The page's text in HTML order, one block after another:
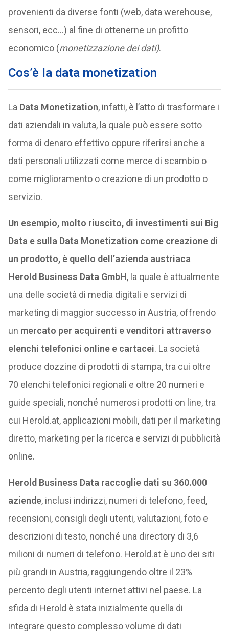
provenienti da diverse fonti (web, data werehouse,
sensori, ecc…) al fine di ottenerne un profitto
economico (monetizzazione dei dati).
Cos’è la data monetization
La Data Monetization, infatti, è l’atto di trasformare i
dati aziendali in valuta, la quale può essere sotto
forma di denaro effettivo oppure riferirsi anche a
dati personali utilizzati come merce di scambio o
come miglioramento o creazione di un prodotto o
servizio.
Un esempio, molto riuscito, di investimenti sui Big
Data e sulla Data Monetization come creazione di
un prodotto, è quello dell’azienda austriaca
Herold Business Data GmbH, la quale è attualmente
una delle società di media digitali e servizi di
marketing di maggior successo in Austria, offrendo
un mercato per acquirenti e venditori attraverso
elenchi telefonici online e cartacei. La società
produce dozzine di prodotti di stampa, tra cui oltre
70 elenchi telefonici regionali e oltre 20 numeri e
guide speciali, nonché numerosi prodotti on line, tra
cui Herold.at, applicazioni mobili, dati per il marketing
diretto, marketing per la ricerca e servizi di pubblicità
online.
Herold Business Data raccoglie dati su 360.000
aziende, inclusi indirizzi, numeri di telefono, feed,
recensioni, consigli degli utenti, valutazioni, foto e
descrizioni di testo, nonché una directory di 3,6
milioni di numeri di telefono. Herold.at è uno dei siti
più grandi in Austria, raggiungendo oltre il 23%
percento degli utenti internet attivi nel paese. La
sfida di Herold è stata inizialmente quella di
integrare questo complesso volume di dati